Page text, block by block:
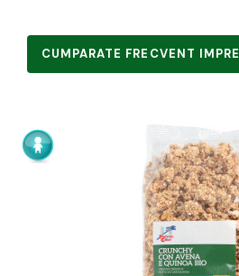
CUMPARATE FRECVENT